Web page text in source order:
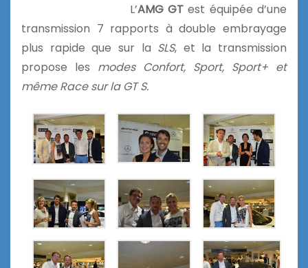
L’AMG GT est équipée d’une
transmission 7 rapports à double embrayage
plus rapide que sur la SLS, et la transmission
propose les modes Confort, Sport, Sport+ et
même Race sur la GT S.